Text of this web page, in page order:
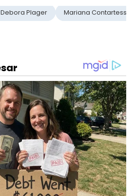
Debora Plager Mariana Contartessi